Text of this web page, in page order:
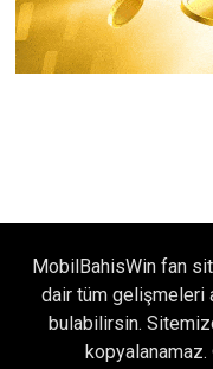
MobilBahisWin fan
dair tüm gelişmeleri
bulabilirsin.
kopyalanamaz.